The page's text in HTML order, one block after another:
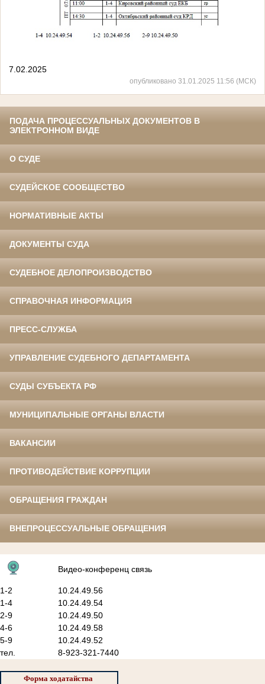
7.02.2025
опубликовано 31.01.2025 11:56 (МСК)
ПОДАЧА ПРОЦЕССУАЛЬНЫХ ДОКУМЕНТОВ В
ЭЛЕКТРОННОМ ВИДЕ
О СУДЕ
СУДЕЙСКОЕ СООБЩЕСТВО
НОРМАТИВНЫЕ АКТЫ
ДОКУМЕНТЫ СУДА
СУДЕБНОЕ ДЕЛОПРОИЗВОДСТВО
СПРАВОЧНАЯ ИНФОРМАЦИЯ
ПРЕСС-СЛУЖБА
УПРАВЛЕНИЕ СУДЕБНОГО ДЕПАРТАМЕНТА
СУДЫ СУБЪЕКТА РФ
МУНИЦИПАЛЬНЫЕ ОРГАНЫ ВЛАСТИ
ВАКАНСИИ
ПРОТИВОДЕЙСТВИЕ КОРРУПЦИИ
ОБРАЩЕНИЯ ГРАЖДАН
ВНЕПРОЦЕССУАЛЬНЫЕ ОБРАЩЕНИЯ
Видео-конференц связь
1-2
10.24.49.56
1-4
10.24.49.54
2-9
10.24.49.50
4-6
10.24.49.58
5-9
10.24.49.52
тел.
8-923-321-7440
Форма ходатайства